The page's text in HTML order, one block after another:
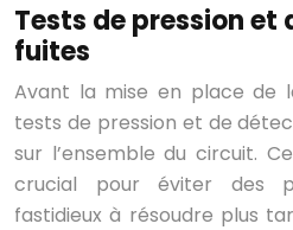
Tests de pression et
fuites
Avant la mise en place de
tests de pression et de
sur l’ensemble du circuit.
crucial pour éviter des
fastidieux à résoudre plus